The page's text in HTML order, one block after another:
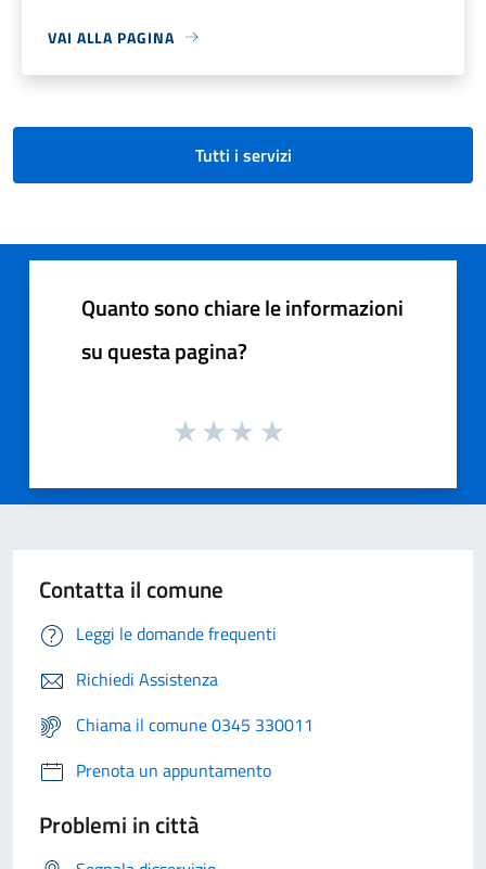
VAI ALLA PAGINA
Tutti i servizi
Quanto sono chiare le informazioni
su questa pagina?
Contatta il comune
Leggi le domande frequenti
Richiedi Assistenza
Chiama il comune 0345 330011
Prenota un appuntamento
Problemi in città